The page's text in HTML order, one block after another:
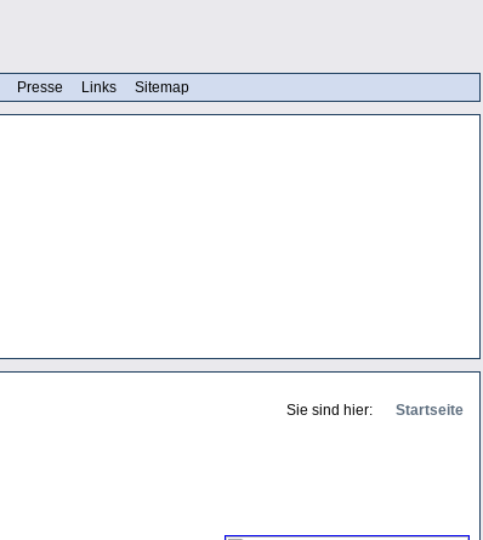
Presse Links Sitemap
Sie sind hier:
Startseite